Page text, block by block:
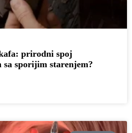
prirodni spoj
sa sporijim starenjem?